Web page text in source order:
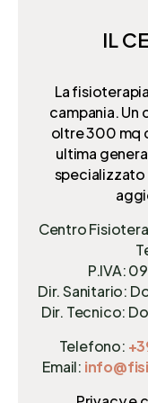
IL
La
campania.
oltre 300 mq
ultima
Centro
P.IVA:
Dir. Sanitario:
Dir. Tecnico:
Telefono:
Email: